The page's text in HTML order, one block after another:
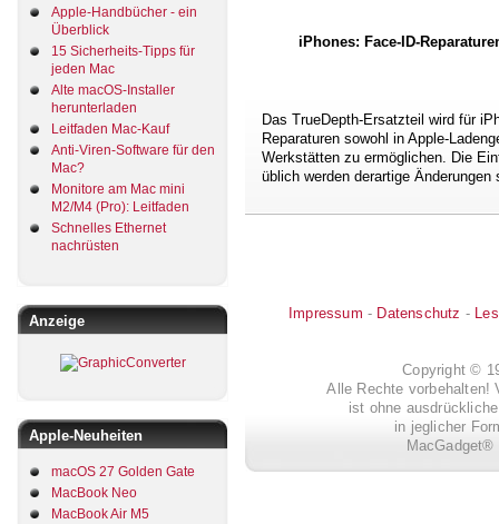
Apple-Handbücher - ein
Überblick
15 Sicherheits-Tipps für
jeden Mac
Alte macOS-Installer
herunterladen
Leitfaden Mac-Kauf
Anti-Viren-Software für den
Mac?
Monitore am Mac mini
M2/M4 (Pro): Leitfaden
Schnelles Ethernet
nachrüsten
Anzeige
Apple-Neuheiten
macOS 27 Golden Gate
MacBook Neo
MacBook Air M5
iPhones: Face-ID-
Das TrueDepth-Ersatzteil wird für
Reparaturen sowohl in Apple-
Werkstätten zu ermöglichen. Die
üblich werden derartige
Impressum - Datenschutz -
Copyright ©
Alle Rechte vorbehalten!
ist ohne
in jeglicher
MacGadget®